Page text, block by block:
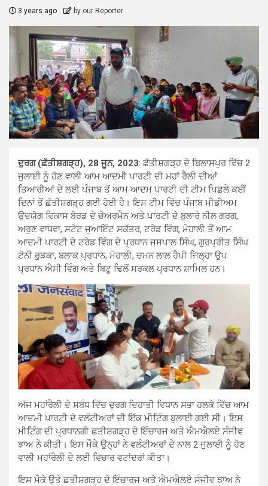
3 years ago by our Reporter
ਦੁਰਗ (ਛੱਤੀਸ਼ਗੜ੍ਹ), 28 ਜੂਨ, 2023: ਛੱਤੀਸ਼ਗੜ੍ਹ ਦੇ ਬਿਲਾਸਪੁਰ ਵਿੱਚ 2
ਜੁਲਾਈ ਨੂੰ ਹੋਣ ਵਾਲੀ ਆਮ ਆਦਮੀ ਪਾਰਟੀ ਦੀ ਮਹਾਂ ਰੈਲੀ ਦੀਆਂ
ਤਿਆਰੀਆਂ ਦੇ ਲਈ ਪੰਜਾਬ ਤੋਂ ਆਮ ਆਦਮ ਪਾਰਟੀ ਦੀ ਟੀਮ ਪਿਛਲੇ ਕਈਂ
ਦਿਨਾਂ ਤੋਂ ਛੱਤੀਸ਼ਗੜ੍ਹ ਗਈ ਹੋਈ ਹੈ। ਇਸ ਟੀਮ ਵਿੱਚ ਪੰਜਾਬ ਮੀਡੀਅਮ
ਉਦਯੋਗ ਵਿਕਾਸ ਬੋਰਡ ਦੇ ਚੇਅਰਮੈਨ ਅਤੇ ਪਾਰਟੀ ਦੇ ਬੁਲਾਰੇ ਨੀਲ ਗਰਗ,
ਅਰੁਣ ਵਾਧਵਾ, ਸਟੇਟ ਜੁਆਇੰਟ ਸਕੱਤਰ, ਟਰੇਡ ਵਿੰਗ, ਮੋਹਾਲੀ ਤੋਂ ਆਮ
ਆਦਮੀ ਪਾਰਟੀ ਦੇ ਟਰੇਡ ਵਿੰਗ ਦੇ ਪ੍ਰਧਾਨ ਜਸਪਾਲ ਸਿੰਘ, ਗੁਰਪ੍ਰੀਤ ਸਿੰਘ
ਟੋਨੀ ਰੁੜਕਾ, ਬਲਾਕ ਪ੍ਰਧਾਨ, ਮੋਹਾਲੀ, ਚਮਨ ਲਾਲ ਹੈਪੀ ਜਿਲ੍ਹਾ ਉਪ
ਪ੍ਰਧਾਨ ਐਸੀ ਵਿੰਗ ਅਤੇ ਬਿਟੂ ਢਿਲੋਂ ਸਰਕਲ ਪ੍ਰਧਾਨ ਸ਼ਾਮਿਲ ਹਨ।
ਅੱਜ ਮਹਾਂਰੈਲੀ ਦੇ ਸਬੰਧ ਵਿੱਚ ਦੁਰਗ ਦਿਹਾਤੀ ਵਿਧਾਨ ਸਭਾ ਹਲਕੇ ਵਿੱਚ ਆਮ
ਆਦਮੀ ਪਾਰਟੀ ਦੇ ਵਲੰਟੀਅਰਾਂ ਦੀ ਇੱਕ ਮੀਟਿੰਗ ਬੁਲਾਈ ਗਈ ਸੀ। ਇਸ
ਮੀਟਿੰਗ ਦੀ ਪ੍ਰਧਾਨਗੀ ਛਤੀਸ਼ਗੜ੍ਹ ਦੇ ਇੰਚਾਰਜ ਅਤੇ ਐਮਐਲਏ ਸੰਜੀਵ
ਝਾਅ ਨੇ ਕੀਤੀ। ਇਸ ਮੌਕੇ ਉਨ੍ਹਾਂ ਨੇ ਵਲੰਟੀਅਰਾਂ ਦੇ ਨਾਲ 2 ਜੁਲਾਈ ਨੂੰ ਹੋਣ
ਵਾਲੀ ਮਹਾਂਰੈਲੀ ਦੇ ਲਈ ਵਿਚਾਰ ਵਟਾਂਦਰਾਂ ਕੀਤਾ।
ਇਸ ਮੌਕੇ ਉਤੇ ਛਤੀਸ਼ਗੜ੍ਹ ਦੇ ਇੰਚਾਰਜ ਅਤੇ ਐਮਐਲਏ ਸੰਜੀਵ ਝਾਅ ਨੇ